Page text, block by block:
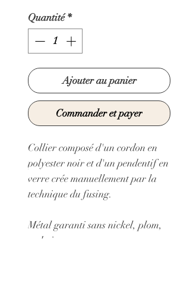
Quantité *
Ajouter au panier
Commander et payer
Collier composé d'un cordon en
polyester noir et d'un pendentif en
verre crée manuellement par la
technique du fusing.
Métal garanti sans nickel, plom,
cadmium